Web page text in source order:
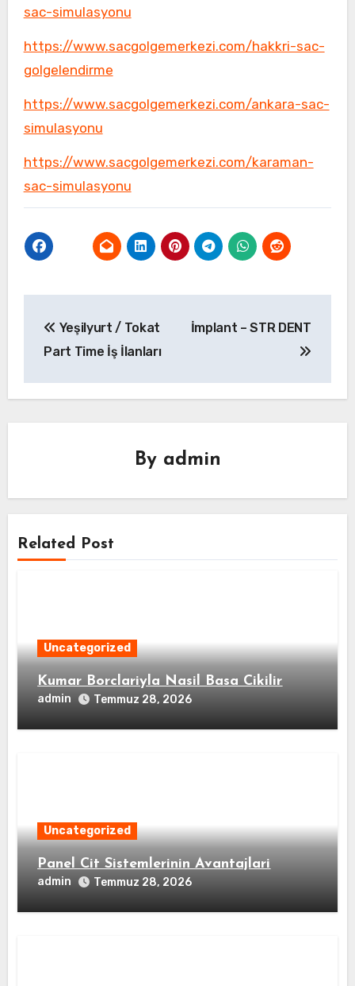
sac-simulasyonu
https://www.sacgolgemerkezi.com/hakkri-sac-
golgelendirme
https://www.sacgolgemerkezi.com/ankara-sac-
simulasyonu
https://www.sacgolgemerkezi.com/karaman-
sac-simulasyonu
gezinmesi
Yeşilyurt / Tokat
Part Time İş İlanları
İmplant – STR DENT
By admin
Related Post
Uncategorized
Kumar Borclariyla Nasil Basa Cikilir
admin Temmuz 28, 2026
Uncategorized
Panel Cit Sistemlerinin Avantajlari
admin Temmuz 28, 2026